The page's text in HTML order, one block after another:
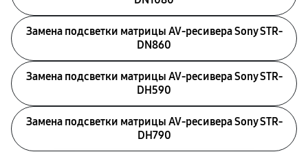
Замена подсветки матрицы AV-ресивера Sony STR-
DN860
Замена подсветки матрицы AV-ресивера Sony STR-
DH590
Замена подсветки матрицы AV-ресивера Sony STR-
DH790